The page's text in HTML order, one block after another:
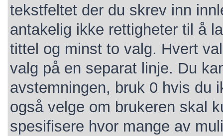
tekstfeltet der du skrev inn
antakelig ikke rettigheter til å
tittel og minst to valg. Hvert
valg på en separat linje. Du
avstemningen, bruk 0 hvis du
også velge om brukeren skal
spesifisere hvor mange av